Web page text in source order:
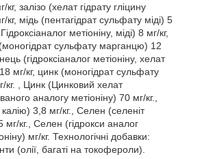
кг, залізо (хелат гідрату гліцину
кг, мідь (пентагідрат сульфату міді) 5
метіоніну, міді) 8 мг/кг,
сульфату марганцю) 12
(гідроксіаналог метіоніну, хелат
мг/кг, цинк (моногідрат сульфату
кг. , Цинк (Цинковий хелат
аналогу метіоніну) 70 мг/кг.,
3,8 мг/кг., Селен (селеніт
мг/кг., Селен (гідрокси аналог
мг/кг. Технологічні добавки:
(олії, багаті на токофероли).